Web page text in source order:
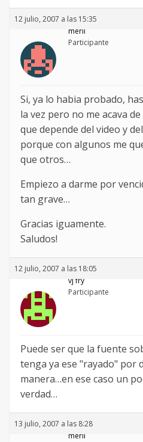
12 julio, 2007 a las 15:35
merlí
Participante
Si, ya lo habia probado,
la vez pero no me acava
que depende del video y
porque con algunos me
que otros…
Empiezo a darme por
tan grave…
Gracias iguamente.
Saludos!
12 julio, 2007 a las 18:05
vj fry
Participante
Puede ser que la fuente
tenga ya ese "rayado" por
manera…en ese caso un
verdad…
13 julio, 2007 a las 8:28
merlí